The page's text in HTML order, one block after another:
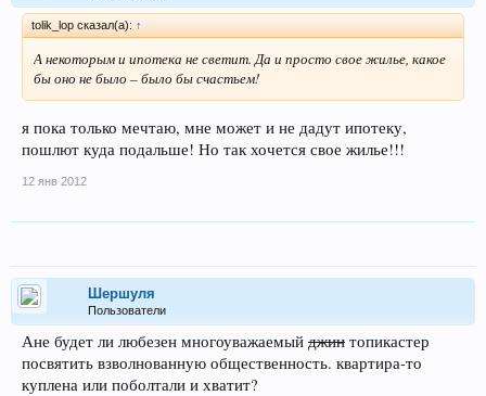
tolik_lop сказал(а): ↑
А некоторым и ипотека не светит. Да и просто свое жилье, какое
бы оно не было – было бы счастьем!
я пока только мечтаю, мне может и не дадут ипотеку,
пошлют куда подальше! Но так хочется свое жилье!!!
12 янв 2012
Шершуля
Пользователи
Ане будет ли любезен многоуважаемый джин топикастер
посвятить взволнованную общественность. квартира-то
куплена или поболтали и хватит?